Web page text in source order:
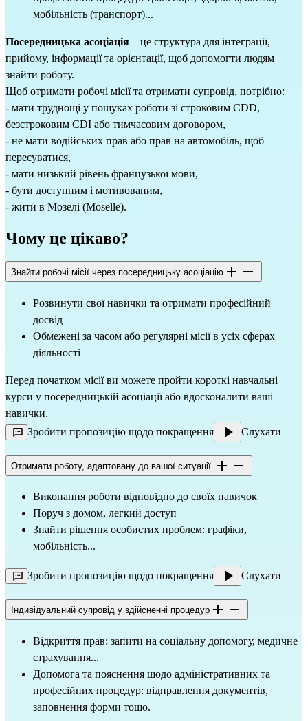
мобільність (транспорт)...
Посередницька асоціація – це структура для інтеграції,
прийому, інформації та орієнтації, щоб допомогти людям
знайти роботу.
Щоб отримати робочі місії та отримати супровід, потрібно:
- мати труднощі у пошуках роботи зі строковим CDD,
безстроковим CDI або тимчасовим договором,
- не мати водійських прав або прав на автомобіль, щоб
пересуватися,
- мати низький рівень французької мови,
- бути доступним і мотивованим,
- жити в Мозелі (Moselle).
Чому це цікаво?
Знайти робочі місії через посередницьку асоціацію
Розвинути свої навички та отримати професійний
досвід
Обмежені за часом або регулярні місії в усіх сферах
діяльності
Перед початком місії ви можете пройти короткі навчальні
курси у посередницькій асоціації або вдосконалити ваші
навички.
Зробити пропозицію щодо покращення
Слухати
Отримати роботу, адаптовану до вашої ситуації
Виконання роботи відповідно до своїх навичок
Поруч з домом, легкий доступ
Знайти рішення особистих проблем: графіки,
мобільність...
Зробити пропозицію щодо покращення Слухати
Індивідуальний супровід у здійсненні процедур
Відкриття прав: запити на соціальну допомогу, медичне
страхування...
Допомога та пояснення щодо адміністративних та
професійних процедур: відправлення документів,
заповнення форми тощо.